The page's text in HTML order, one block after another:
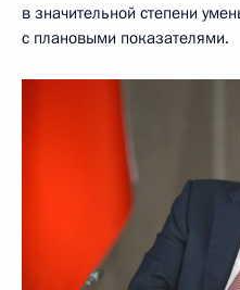
в значительной степени
с плановыми показателями.